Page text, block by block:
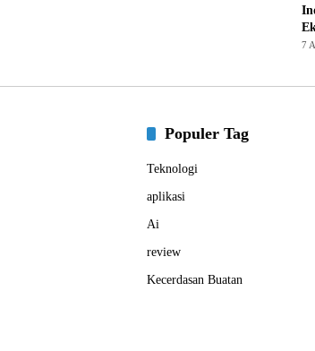
7
Populer Tag
Teknologi
aplikasi
Ai
review
Kecerdasan Buatan